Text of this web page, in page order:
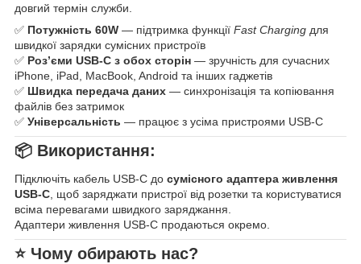
довгий термін служби.
✅ Потужність 60W — підтримка функції Fast Charging для
швидкої зарядки сумісних пристроїв
✅ Роз’єми USB-C з обох сторін — зручність для сучасних
iPhone, iPad, MacBook, Android та інших гаджетів
✅ Швидка передача даних — синхронізація та копіювання
файлів без затримок
✅ Універсальність — працює з усіма пристроями USB-C
📦 Використання:
Підключіть кабель USB-C до сумісного адаптера живлення
USB-C, щоб заряджати пристрої від розетки та користуватися
всіма перевагами швидкого заряджання.
Адаптери живлення USB-C продаються окремо.
⭐ Чому обирають нас?